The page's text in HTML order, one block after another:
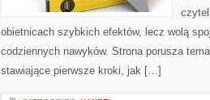
obietnicach szybkich efektów, lecz wolą
codziennych nawyków. Strona porusza
stawiające pierwsze kroki, jak […]